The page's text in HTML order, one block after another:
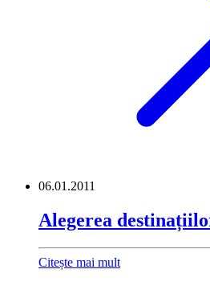
06.01.2011
Alegerea
Citește mai mult